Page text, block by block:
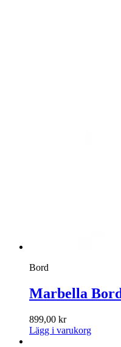
Bord
Marbella
899,00 kr
Lägg i varukorg